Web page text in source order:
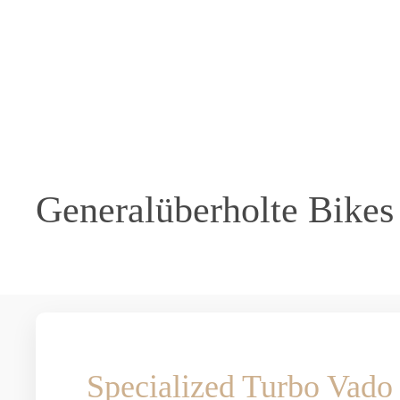
Generalüberholte Bikes
Specialized Turbo